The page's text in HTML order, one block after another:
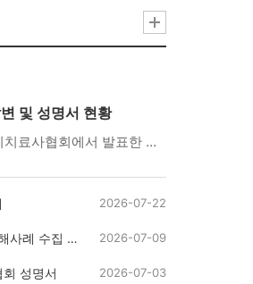
및 성명서 현황
도수치료 관리급여와 관련하여 대한물리치료사협회에서 발표한 Q&A 답변서와 성명서 현황입니다. [아래의 링크를 클릭하세요👇] ① 도수치료 관리급여 시행 관련 협회 Q&A 답변서 및 참고 자료https://m.site.naver.com/2e2DQ ② 도수치료 관리급여 7월 1일 시행에 따른 대한물리치료사협회 성명서(26.6.17)https://m.site.naver.com/2e2E5 ③ 7월 1일 도수치료 관리급여 시행 관련 협회 진행 경과 및 강력 대응 방안 성명서(26.6.16.)https://m.site.naver.com/2e2Eb ④ 도수치료 관리급여 관련 간담회 결과 성명서(26.6.15.)https://m.site.naver.com/2e2Eh ⑤ 건강보험정책심의위원회 도수치료 관리급여 강행 관련 대한물리치료사협회의 강력 규탄 및 총력 대응 성명서(26.6.4.) https://m.site.naver.com/2e2Ep
2026-07-22
수집 안내 2026-07-09
성명서 2026-07-03